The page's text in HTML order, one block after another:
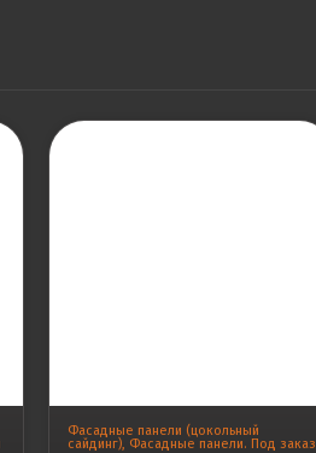
Фасадные панели (цокольный
сайдинг), Фасадные панели. Под заказ